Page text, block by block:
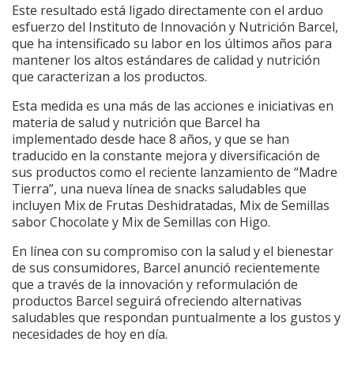
Este resultado está ligado directamente con el arduo
esfuerzo del Instituto de Innovación y Nutrición Barcel,
que ha intensificado su labor en los últimos años para
mantener los altos estándares de calidad y nutrición
que caracterizan a los productos.
Esta medida es una más de las acciones e iniciativas en
materia de salud y nutrición que Barcel ha
implementado desde hace 8 años, y que se han
traducido en la constante mejora y diversificación de
sus productos como el reciente lanzamiento de “Madre
Tierra”, una nueva línea de snacks saludables que
incluyen Mix de Frutas Deshidratadas, Mix de Semillas
sabor Chocolate y Mix de Semillas con Higo.
En línea con su compromiso con la salud y el bienestar
de sus consumidores, Barcel anunció recientemente
que a través de la innovación y reformulación de
productos Barcel seguirá ofreciendo alternativas
saludables que respondan puntualmente a los gustos y
necesidades de hoy en día.